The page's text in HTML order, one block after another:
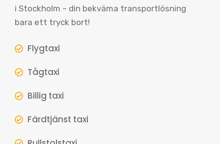
i Stockholm – din bekväma transportlösning
bara ett tryck bort!
Flygtaxi
Tågtaxi
Billig taxi
Färdtjänst taxi